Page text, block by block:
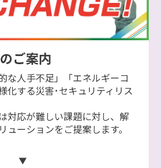
ご案内
な人手不足」「エネルギーコ
化する災害･セキュリティリス
対応が難しい課題に対し、解
ューションをご提案します。